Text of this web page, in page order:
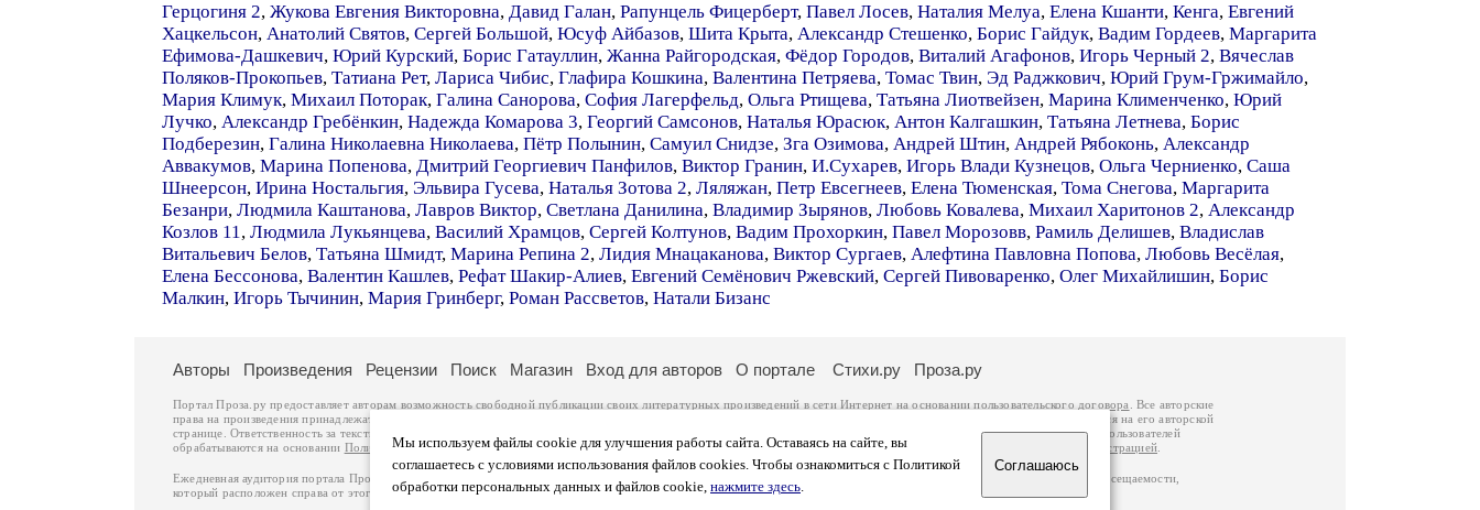
Герцогиня 2, Жукова Евгения Викторовна, Давид Галан, Рапунцель Фицерберт, Павел Лосев, Наталия Мелуа, Елена Кшанти, Кенга, Евгений
Хацкельсон, Анатолий Святов, Сергей Большой, Юсуф Айбазов, Шита Крыта, Александр Стешенко, Борис Гайдук, Вадим Гордеев, Маргарита
Ефимова-Дашкевич, Юрий Курский, Борис Гатауллин, Жанна Райгородская, Фёдор Городов, Виталий Агафонов, Игорь Черный 2, Вячеслав
Поляков-Прокопьев, Татиана Рет, Лариса Чибис, Глафира Кошкина, Валентина Петряева, Томас Твин, Эд Раджкович, Юрий Грум-Гржимайло,
Мария Климук, Михаил Поторак, Галина Санорова, София Лагерфельд, Ольга Ртищева, Татьяна Лиотвейзен, Марина Клименченко, Юрий
Лучко, Александр Гребёнкин, Надежда Комарова 3, Георгий Самсонов, Наталья Юрасюк, Антон Калгашкин, Татьяна Летнева, Борис
Подберезин, Галина Николаевна Николаева, Пётр Полынин, Самуил Снидзе, Зга Озимова, Андрей Штин, Андрей Рябоконь, Александр
Аввакумов, Марина Попенова, Дмитрий Георгиевич Панфилов, Виктор Гранин, И.Сухарев, Игорь Влади Кузнецов, Ольга Черниенко, Саша
Шнеерсон, Ирина Ностальгия, Эльвира Гусева, Наталья Зотова 2, Ляляжан, Петр Евсегнеев, Елена Тюменская, Тома Снегова, Маргарита
Безанри, Людмила Каштанова, Лавров Виктор, Светлана Данилина, Владимир Зырянов, Любовь Ковалева, Михаил Харитонов 2, Александр
Козлов 11, Людмила Лукьянцева, Василий Храмцов, Сергей Колтунов, Вадим Прохоркин, Павел Морозовв, Рамиль Делишев, Владислав
Витальевич Белов, Татьяна Шмидт, Марина Репина 2, Лидия Мнацаканова, Виктор Сургаев, Алефтина Павловна Попова, Любовь Весёлая,
Елена Бессонова, Валентин Кашлев, Рефат Шакир-Алиев, Евгений Семёнович Ржевский, Сергей Пивоваренко, Олег Михайлишин, Борис
Малкин, Игорь Тычинин, Мария Гринберг, Роман Рассветов, Натали Бизанс
Мы используем файлы cookie для улучшения работы сайта. Оставаясь на сайте, вы
соглашаетесь с условиями использования файлов cookies. Чтобы ознакомиться с Политикой
обработки персональных данных и файлов cookie, нажмите здесь.
Соглашаюсь
Авторы Произведения Рецензии Поиск Магазин Вход для авторов О портале Стихи.ру Проза.ру
Портал Проза.ру предоставляет авторам возможность свободной публикации своих литературных произведений в сети Интернет на основаниипользовательского договора
. Все авторские
права на произведения принадлежат авторам и охраняются
. Перепечатка произведений возможна только с согласия его автора, к которому вы можете обратиться на его авторской
странице. Ответственность за тексты произведений авторы несут самостоятельно на основании
законодательства Российской Федерации. Данные пользователей
обрабатываются на основании Политики обработки персональных данных. Вы также можете посмотреть более подробнуюинформацию о портале связаться с администрацией
Ежедневная аудитория портала Проза.ру – порядка 100 тысяч посетителей, которые в общей сумме просматривают более полумиллиона страниц по данным счетчика посещаемости,
который расположен справа от этого текста. В каждой графе указано по две цифры: количество просмотров и количество посетителей.